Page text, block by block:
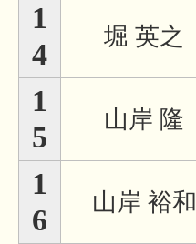
1
4
堀 英之
1
5
山岸 隆
1
6
山岸 裕和